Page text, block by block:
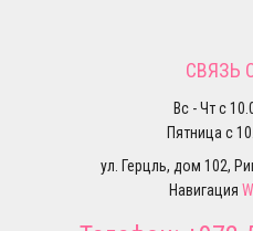
СВЯЗЬ
Вс - Чт с
Пятница с
ул. Герцль, дом 102,
Навигация